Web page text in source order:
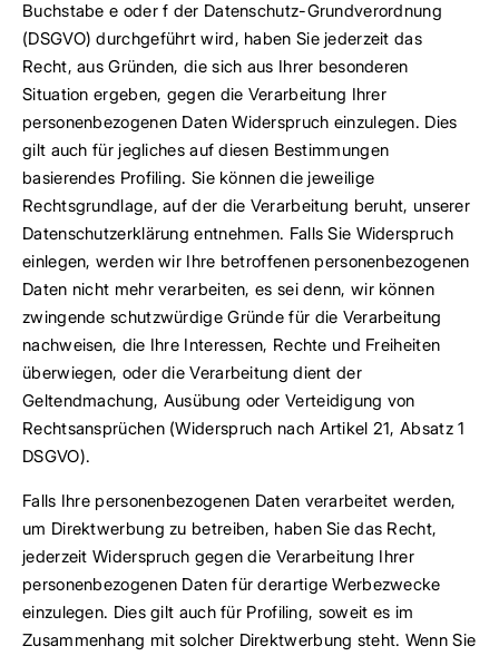
Buchstabe e oder f der Datenschutz-Grundverordnung
(DSGVO) durchgeführt wird, haben Sie jederzeit das
Recht, aus Gründen, die sich aus Ihrer besonderen
Situation ergeben, gegen die Verarbeitung Ihrer
personenbezogenen Daten Widerspruch einzulegen. Dies
gilt auch für jegliches auf diesen Bestimmungen
basierendes Profiling. Sie können die jeweilige
Rechtsgrundlage, auf der die Verarbeitung beruht, unserer
Datenschutzerklärung entnehmen. Falls Sie Widerspruch
einlegen, werden wir Ihre betroffenen personenbezogenen
Daten nicht mehr verarbeiten, es sei denn, wir können
zwingende schutzwürdige Gründe für die Verarbeitung
nachweisen, die Ihre Interessen, Rechte und Freiheiten
überwiegen, oder die Verarbeitung dient der
Geltendmachung, Ausübung oder Verteidigung von
Rechtsansprüchen (Widerspruch nach Artikel 21, Absatz 1
DSGVO).
Falls Ihre personenbezogenen Daten verarbeitet werden,
um Direktwerbung zu betreiben, haben Sie das Recht,
jederzeit Widerspruch gegen die Verarbeitung Ihrer
personenbezogenen Daten für derartige Werbezwecke
einzulegen. Dies gilt auch für Profiling, soweit es im
Zusammenhang mit solcher Direktwerbung steht. Wenn Sie